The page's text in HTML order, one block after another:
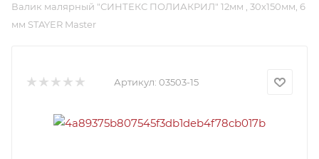
Валик малярный "СИНТЕКС ПОЛИАКРИЛ" 12мм , 30х150мм, 6
мм STAYER Master
Артикул: 03503-15